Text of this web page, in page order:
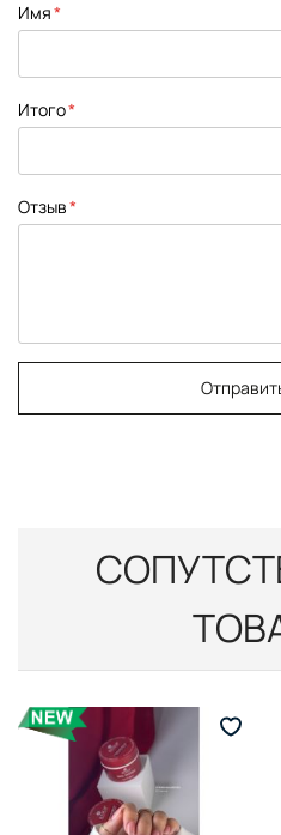
star
stars
stars
stars
stars
Имя
Итого
Отзыв